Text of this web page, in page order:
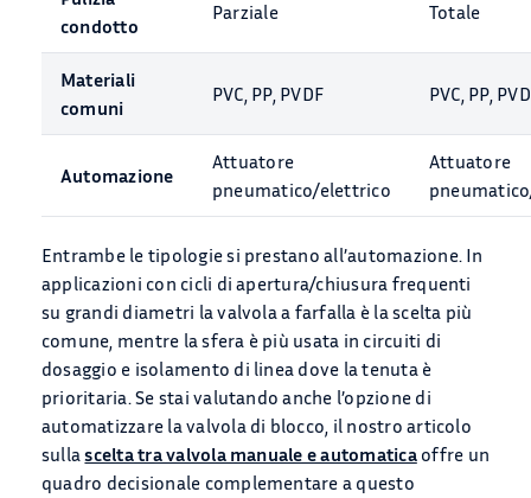
condotto
Parziale Totale
Materiali
comuni
PVC, PP, PVDF PVC, PP,
Automazione
Attuatore
pneumatico/elettrico
Attuatore
Entrambe le tipologie si prestano all’automazione. In
applicazioni con cicli di apertura/chiusura frequenti
su grandi diametri la valvola a farfalla è la scelta più
comune, mentre la sfera è più usata in circuiti di
dosaggio e isolamento di linea dove la tenuta è
prioritaria. Se stai valutando anche l’opzione di
automatizzare la valvola di blocco, il nostro articolo
sullascelta tra valvola manuale e automaticaoffre un
quadro decisionale complementare a questo